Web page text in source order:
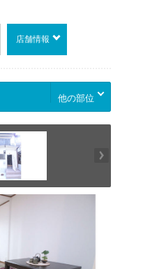
店舗情報
他の部位